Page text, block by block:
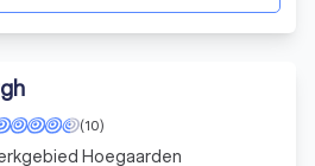
(10)
Hoegaarden